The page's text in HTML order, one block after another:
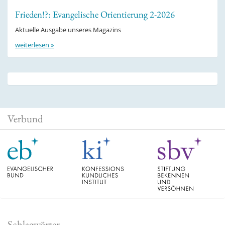
Frieden!?: Evangelische Orientierung 2-2026
Aktuelle Ausgabe unseres Magazins
weiterlesen »
Verbund